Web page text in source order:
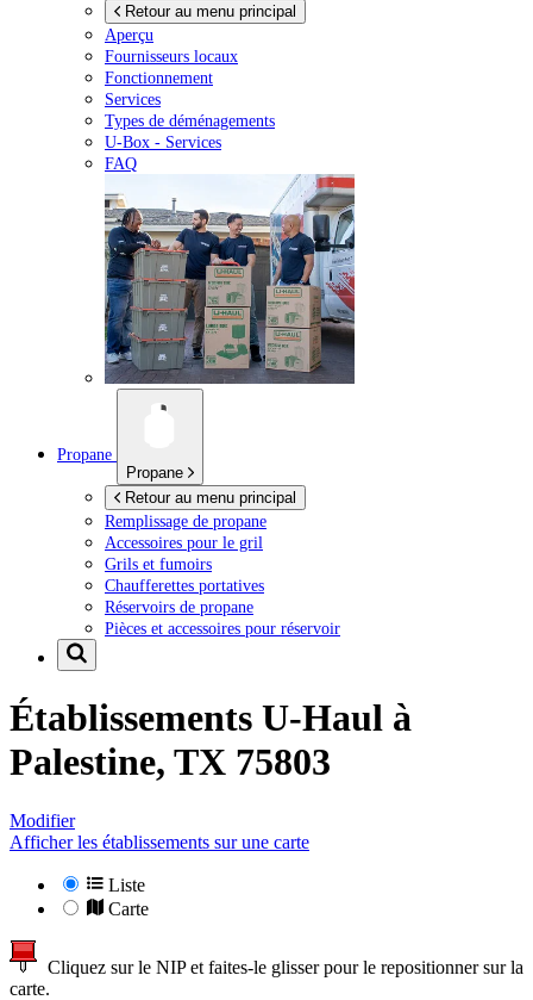
Retour au menu principal
Aperçu
Fournisseurs locaux
Fonctionnement
Services
Types de déménagements
U-Box - Services
FAQ
Propane
Propane
Retour au menu principal
Remplissage de propane
Accessoires pour le gril
Grils et fumoirs
Chaufferettes portatives
Réservoirs de propane
Pièces et accessoires pour réservoir
Établissements U-Haul à
Palestine, TX 75803
Modifier
Afficher les établissements sur une carte
Liste
Carte
Cliquez sur le NIP et faites-le glisser pour le repositionner sur la
carte.